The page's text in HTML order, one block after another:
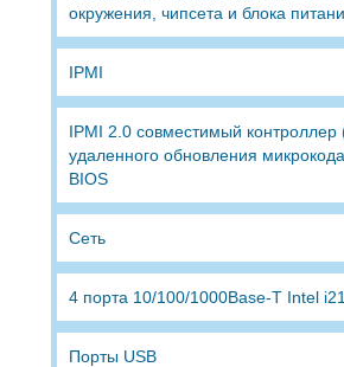
окружения, чипсета и блока
IPMI
IPMI 2.0 совместимый контроллер
удаленного обновления
BIOS
Сеть
4 порта 10/100/1000Base-T Intel
Порты USB